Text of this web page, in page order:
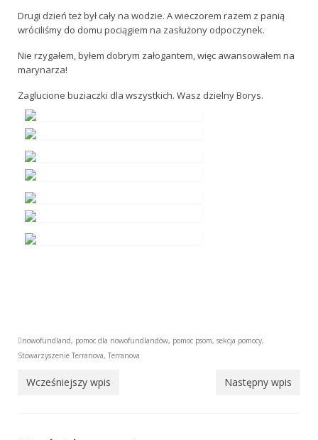
Sekcja pomocy
Sekcja Pomocy
Przepisy Certyfikacji Pracy Wodnej
Drugi dzień też był cały na wodzie. A wieczorem razem z panią
wróciliśmy do domu pociągiem na zasłużony odpoczynek.
Nie rzygałem, byłem dobrym załogantem, więc awansowałem na
marynarza!
Zaglucione buziaczki dla wszystkich. Wasz dzielny Borys.
nowofundland, pomoc dla nowofundlandów, pomoc psom, sekcja pomocy,
Stowarzyszenie Terranova, Terranova
Wcześniejszy wpis Następny wpis